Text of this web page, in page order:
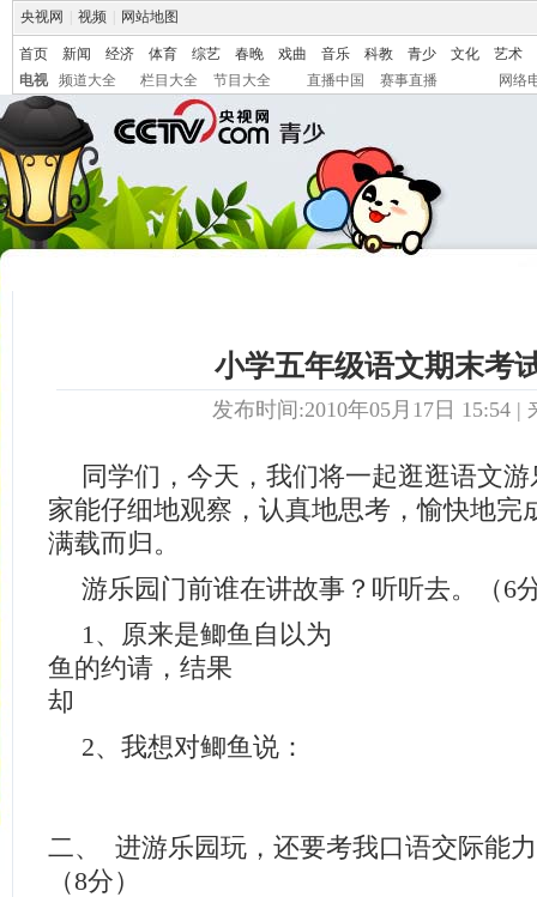
央视网 视频 网站地图
首页 新闻 经济 体育 综艺 春晚 戏曲 音乐 科教 青少 文化
艺术
电视
频道大全 栏目大全 节目大全 直播中国 赛事直播 网络
小学五年级语文期末考
发布时间:2010年05月17日 15:54 |
同学们，今天，我们将一起逛逛语文
家能仔细地观察，认真地思考，愉快地完
满载而归。
游乐园门前谁在讲故事？听听去。（6
1、原来是鲫鱼自以为 ，
鱼的约请，结果
却
2、我想对鲫鱼说：
二、 进游乐园玩，还要考我口语交际能
（8分）